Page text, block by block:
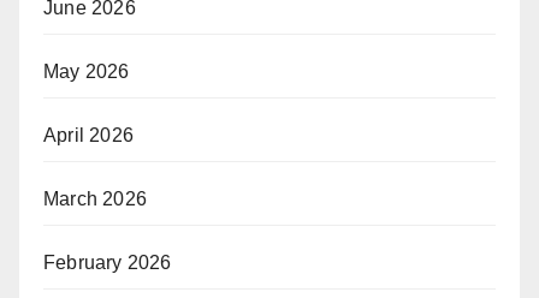
June 2026
May 2026
April 2026
March 2026
February 2026